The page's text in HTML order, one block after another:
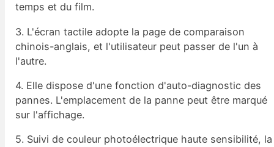
temps et du film.
3. L'écran tactile adopte la page de comparaison
chinois-anglais, et l'utilisateur peut passer de l'un à
l'autre.
4. Elle dispose d'une fonction d'auto-diagnostic des
pannes. L'emplacement de la panne peut être marqué
sur l'affichage.
5. Suivi de couleur photoélectrique haute sensibilité, la